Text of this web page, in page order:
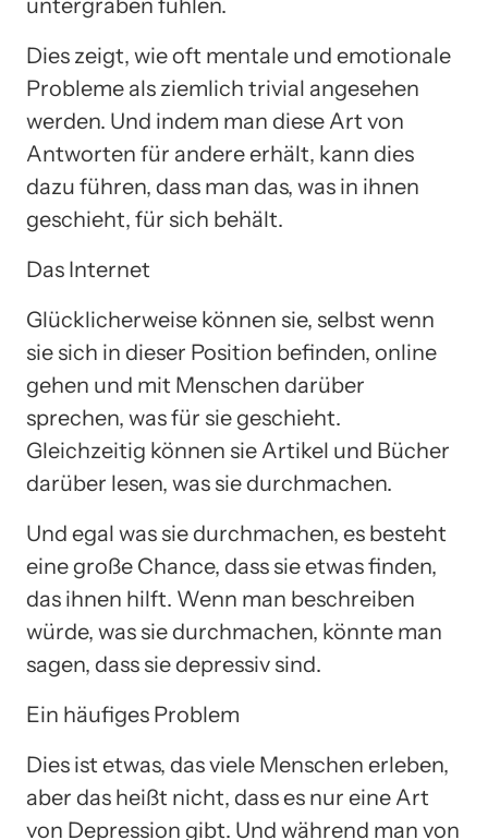
untergraben fühlen.
Dies zeigt, wie oft mentale und emotionale
Probleme als ziemlich trivial angesehen
werden. Und indem man diese Art von
Antworten für andere erhält, kann dies
dazu führen, dass man das, was in ihnen
geschieht, für sich behält.
Das Internet
Glücklicherweise können sie, selbst wenn
sie sich in dieser Position befinden, online
gehen und mit Menschen darüber
sprechen, was für sie geschieht.
Gleichzeitig können sie Artikel und Bücher
darüber lesen, was sie durchmachen.
Und egal was sie durchmachen, es besteht
eine große Chance, dass sie etwas finden,
das ihnen hilft. Wenn man beschreiben
würde, was sie durchmachen, könnte man
sagen, dass sie depressiv sind.
Ein häufiges Problem
Dies ist etwas, das viele Menschen erleben,
aber das heißt nicht, dass es nur eine Art
von Depression gibt. Und während man von